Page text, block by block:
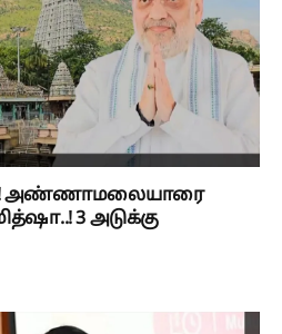
அண்ணாமலையாரை
3 அடுக்கு